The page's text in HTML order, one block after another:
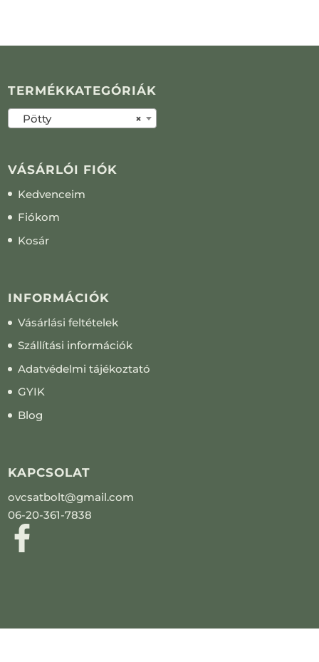
TERMÉKKATEGÓRIÁK
×
Pötty
VÁSÁRLÓI FIÓK
Kedvenceim
Fiókom
Kosár
INFORMÁCIÓK
Vásárlási feltételek
Szállítási információk
Adatvédelmi tájékoztató
GYIK
Blog
KAPCSOLAT
ovcsatbolt@gmail.com
06-20-361-7838